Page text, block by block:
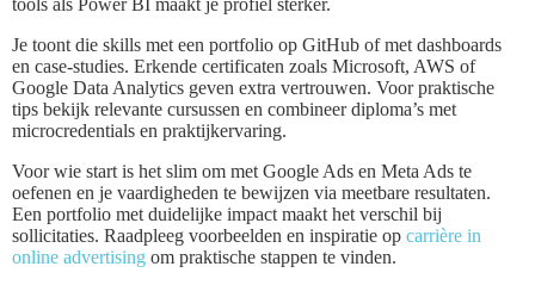
tools als Power BI maakt je profiel sterker.
Je toont die skills met een portfolio op GitHub of met dashboards
en case-studies. Erkende certificaten zoals Microsoft, AWS of
Google Data Analytics geven extra vertrouwen. Voor praktische
tips bekijk relevante cursussen en combineer diploma’s met
microcredentials en praktijkervaring.
Voor wie start is het slim om met Google Ads en Meta Ads te
oefenen en je vaardigheden te bewijzen via meetbare resultaten.
Een portfolio met duidelijke impact maakt het verschil bij
sollicitaties. Raadpleeg voorbeelden en inspiratie op carrière in
online advertising om praktische stappen te vinden.